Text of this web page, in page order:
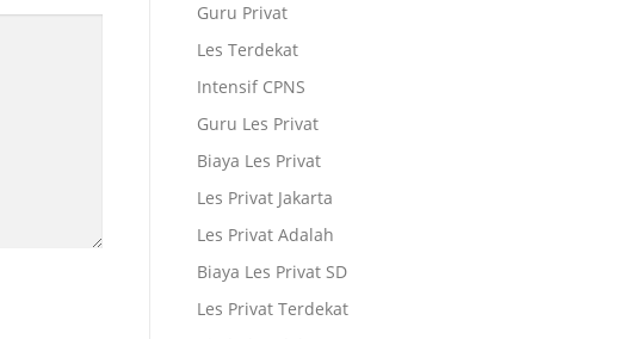
Guru Privat
Les Terdekat
Intensif CPNS
Guru Les Privat
Biaya Les Privat
Les Privat Jakarta
Les Privat Adalah
Biaya Les Privat SD
Les Privat Terdekat